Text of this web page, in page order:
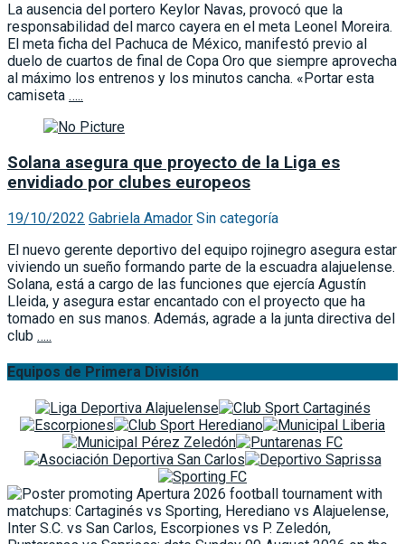
La ausencia del portero Keylor Navas, provocó que la
responsabilidad del marco cayera en el meta Leonel Moreira.
El meta ficha del Pachuca de México, manifestó previo al
duelo de cuartos de final de Copa Oro que siempre aprovecha
al máximo los entrenos y los minutos cancha. «Portar esta
camiseta …..
Solana asegura que proyecto de la Liga es
envidiado por clubes europeos
19/10/2022 Gabriela Amador Sin categoría
El nuevo gerente deportivo del equipo rojinegro asegura estar
viviendo un sueño formando parte de la escuadra alajuelense.
Solana, está a cargo de las funciones que ejercía Agustín
Lleida, y asegura estar encantado con el proyecto que ha
tomado en sus manos. Además, agrade a la junta directiva del
club …..
Equipos de Primera División